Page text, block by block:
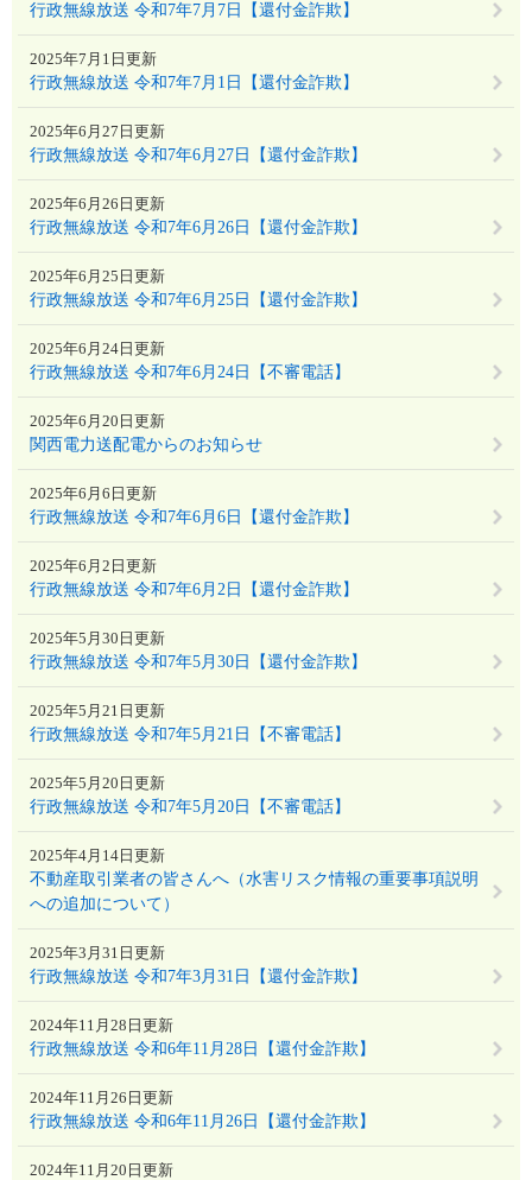
行政無線放送 令和7年7月7日【還付金詐欺】
行政無線放送 令和7年7月1日【還付金詐欺】
2025年7月1日更新
行政無線放送 令和7年6月27日【還付金詐欺】
2025年6月27日更新
行政無線放送 令和7年6月26日【還付金詐欺】
2025年6月26日更新
行政無線放送 令和7年6月25日【還付金詐欺】
2025年6月25日更新
行政無線放送 令和7年6月24日【不審電話】
2025年6月24日更新
関西電力送配電からのお知らせ
2025年6月20日更新
行政無線放送 令和7年6月6日【還付金詐欺】
2025年6月6日更新
行政無線放送 令和7年6月2日【還付金詐欺】
2025年6月2日更新
行政無線放送 令和7年5月30日【還付金詐欺】
2025年5月30日更新
行政無線放送 令和7年5月21日【不審電話】
2025年5月21日更新
行政無線放送 令和7年5月20日【不審電話】
2025年5月20日更新
不動産取引業者の皆さんへ（水害リスク情報の重要事項説明
への追加について）
2025年4月14日更新
行政無線放送 令和7年3月31日【還付金詐欺】
2025年3月31日更新
行政無線放送 令和6年11月28日【還付金詐欺】
2024年11月28日更新
行政無線放送 令和6年11月26日【還付金詐欺】
2024年11月26日更新
2024年11月20日更新